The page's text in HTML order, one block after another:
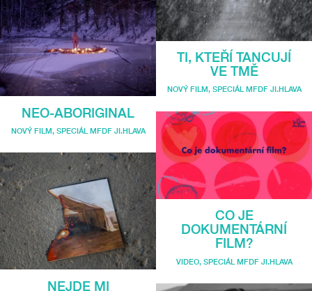
NEO-ABORIGINAL
NOVÝ FILM, SPECIÁL MFDF JI.HLAVA
NEJDE MI
TI, KTEŘÍ TANCUJÍ
VE TMĚ
NOVÝ FILM, SPECIÁL MFDF JI.HLAVA
CO JE
DOKUMENTÁRNÍ
FILM?
VIDEO, SPECIÁL MFDF JI.HLAVA